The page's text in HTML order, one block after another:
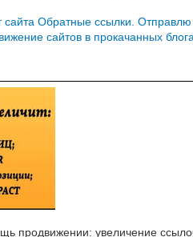
Обратные ссылки. Отправлю
сайтов в прокачанных
продвижении: увеличение